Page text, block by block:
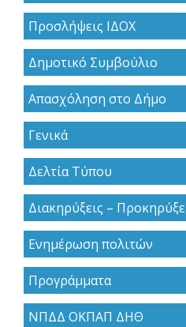
Προσλήψεις ΙΔΟΧ
Δημοτικό Συμβούλιο
Απασχόληση στο Δήμο
Γενικά
Δελτία Τύπου
Διακηρύξεις –
Ενημέρωση πολιτών
Προγράμματα
ΝΠΔΔ ΟΚΠΑΠ ΔΗΘ